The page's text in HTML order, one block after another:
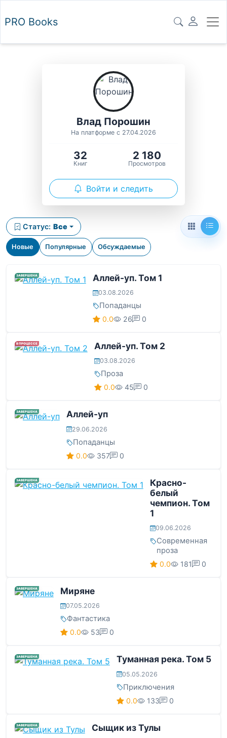
PRO Books
Влад Порошин
На платформе с 27.04.2026
32
Книг
2 180
Просмотров
Войти и следить
Новые Популярные Обсуждаемые
Статус: Все
ЗАВЕРШЕНА Аллей-уп. Том 1
03.08.2026
Попаданцы
0.0 26 0
В ПРОЦЕССЕ Аллей-уп. Том 2
03.08.2026
Проза
0.0 45 0
ЗАВЕРШЕНА Аллей-уп
29.06.2026
Попаданцы
0.0 357 0
ЗАВЕРШЕНА
Красно-
белый
чемпион. Том
1
09.06.2026
Современная
проза
0.0 181 0
ЗАВЕРШЕНА Миряне
07.05.2026
Фантастика
0.0 53 0
ЗАВЕРШЕНА Туманная река. Том 5
05.05.2026
Приключения
0.0 133 0
ЗАВЕРШЕНА Сыщик из Тулы